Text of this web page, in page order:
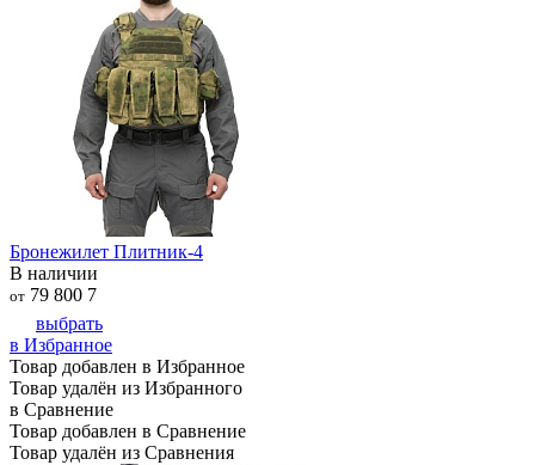
Бронежилет Плитник-4
В наличии
от 79 800 7
выбрать
в Избранное
Товар добавлен в Избранное
Товар удалён из Избранного
в Сравнение
Товар добавлен в Сравнение
Товар удалён из Сравнения